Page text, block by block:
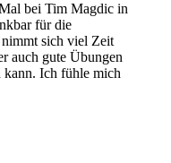
bei Tim Magdic in
für die
sich viel Zeit
auch gute Übungen
kann. Ich fühle mich